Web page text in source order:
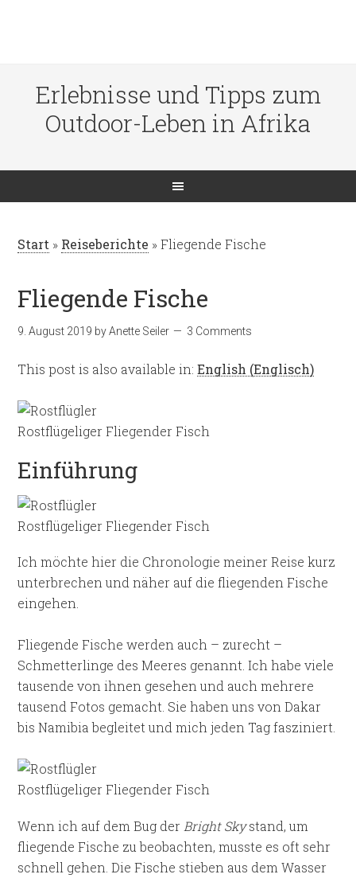
Erlebnisse und Tipps zum
Outdoor-Leben in Afrika
Start » Reiseberichte »Fliegende Fische
Fliegende Fische
9. August 2019 byAnette Seiler 3 Comments
This post is also available in:English (Englisch)
Rostflügeliger Fliegender Fisch
Einführung
Rostflügeliger Fliegender Fisch
Ich möchte hier die Chronologie meiner Reise kurz
unterbrechen und näher auf die fliegenden Fische
eingehen.
Fliegende Fische werden auch – zurecht –
Schmetterlinge des Meeres genannt. Ich habe viele
tausende von ihnen gesehen und auch mehrere
tausend Fotos gemacht. Sie haben uns von Dakar
bis Namibia begleitet und mich jeden Tag fasziniert.
Rostflügeliger Fliegender Fisch
Wenn ich auf dem Bug der Bright Skystand, um
fliegende Fische zu beobachten, musste es oft sehr
schnell gehen. Die Fische stieben aus dem Wasser